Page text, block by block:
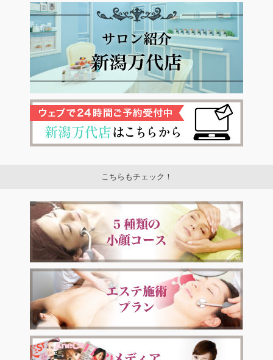
こちらもチェック！